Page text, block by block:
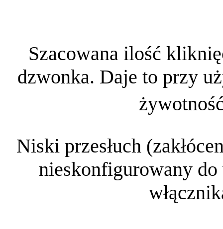
Szacowana ilość
dzwonka. Daje to przy
Niski przesłuch
nieskonfigurowany do